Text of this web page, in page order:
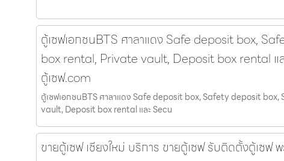
ตู้เซฟเอกชนBTS ศาลาแดง Safe deposit box,
box rental, Private vault, Deposit box rental แ
ตู้เซฟ.com
ตู้เซฟเอกชนBTS ศาลาแดง Safe deposit box, Safety deposit
vault, Deposit box rental และ Secu
ขายตู้เซฟ เชียงใหม่ บริการ ขายตู้เซฟ รับติดตั้งตู้เซฟ